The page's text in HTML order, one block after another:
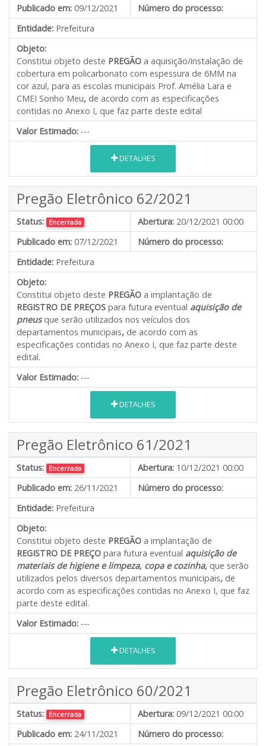
Publicado em: 09/12/2021
Número do processo:
Entidade: Prefeitura
Objeto:
Constitui objeto deste PREGÃO a aquisição/instalação de
cobertura em policarbonato com espessura de 6MM na
cor azul, para as escolas municipais Prof. Amélia Lara e
CMEI Sonho Meu, de acordo com as especificações
contidas no Anexo I, que faz parte deste edital
Valor Estimado: ---
DETALHES
Pregão Eletrônico 62/2021
Status: Encerrada Abertura: 20/12/2021 00:00
Publicado em: 07/12/2021
Número do processo:
Entidade: Prefeitura
Objeto:
Constitui objeto deste PREGÃO a implantação de
REGISTRO DE PREÇOS para futura eventual aquisição de
pneusque serão utilizados nos veículos dos
departamentos municipais, de acordo com as
especificações contidas no Anexo I, que faz parte deste
edital.
Valor Estimado: ---
DETALHES
Pregão Eletrônico 61/2021
Status: Encerrada Abertura: 10/12/2021 00:00
Publicado em: 26/11/2021
Número do processo:
Entidade: Prefeitura
Objeto:
Constitui objeto deste PREGÃO a implantação de
REGISTRO DE PREÇO para futura eventual aquisição de
materiais de higiene e limpeza, copa e cozinha, que serão
utilizados pelos diversos departamentos municipais, de
acordo com as especificações contidas no Anexo I, que faz
parte deste edital.
Valor Estimado: ---
DETALHES
Pregão Eletrônico 60/2021
Status: Encerrada Abertura: 09/12/2021 00:00
Publicado em: 24/11/2021 Número do processo: